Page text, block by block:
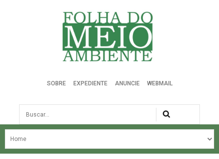
Folha do Meio Ambiente
SOBRE EXPEDIENTE ANUNCIE WEBMAIL
Busca
NOSSA HISTÓRIA